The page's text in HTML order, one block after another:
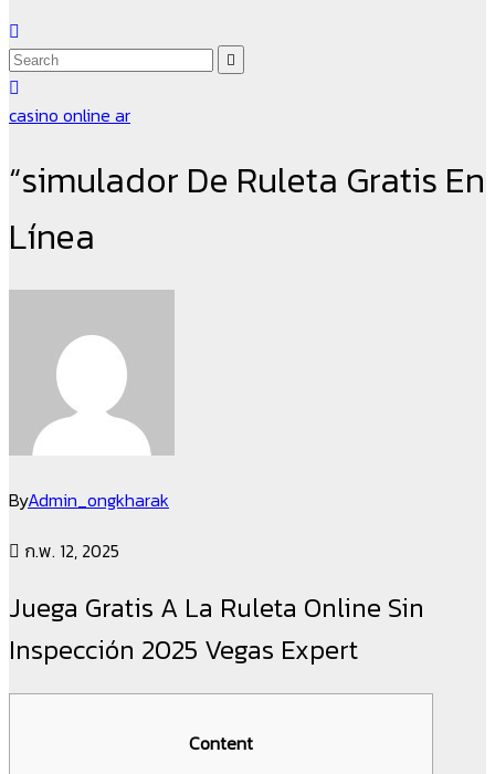
casino online ar
“simulador De Ruleta Gratis En
Línea
ByAdmin_ongkharak
ก.พ. 12, 2025
Juega Gratis A La Ruleta Online Sin
Inspección 2025 Vegas Expert
Content